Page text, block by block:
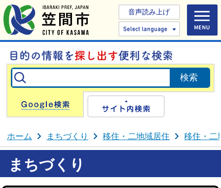
音声読み上げ
Select
Google検索
ホーム まちづくり 移住・二地域居住 移住・二
まちづくり